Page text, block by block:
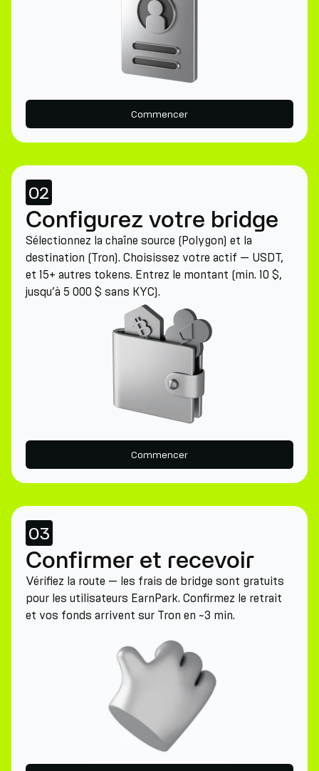
Commencer
02
Configurez votre bridge
Sélectionnez la chaîne source (Polygon) et la
destination (Tron). Choisissez votre actif — USDT,
et 15+ autres tokens. Entrez le montant (min. 10 $,
jusqu’à 5 000 $ sans KYC).
Commencer
03
Confirmer et recevoir
Vérifiez la route — les frais de bridge sont gratuits
pour les utilisateurs EarnPark. Confirmez le retrait
et vos fonds arrivent sur Tron en ~3 min.